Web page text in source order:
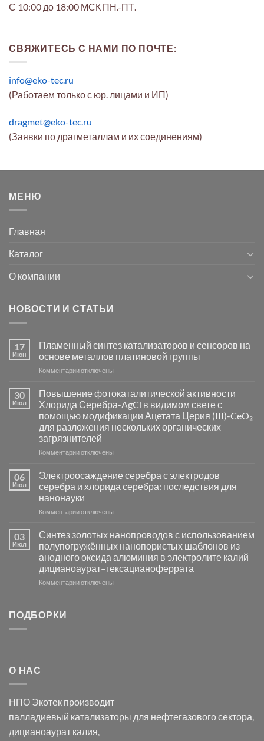
С 10:00 до 18:00 МСК ПН.-ПТ.
СВЯЖИТЕСЬ С НАМИ ПО ПОЧТЕ:
info@eko-tec.ru
(Работаем только с юр. лицами и ИП)
dragmet@eko-tec.ru
(Заявки по драгметаллам и их соединениям)
МЕНЮ
Главная
Каталог
О компании
НОВОСТИ И СТАТЬИ
17
Июн
Пламенный синтез катализаторов и сенсоров на
основе металлов платиновой группы
Комментариик
Пламенный
синтез
катализаторов
и
сенсоров
на
основе
группы
отключены
30
Июл
Повышение фотокаталитической активности
Хлорида Серебра-AgCl в видимом свете с
помощью модификации Ацетата Церия (III)-CeO₂
для разложения нескольких органических
загрязнителей
Комментариик
фотокаталитической
активности
Хлорида
Серебра-
в
видимом
свете
с
помощью
модификации
отключены
06
Июл
Электроосаждение серебра с электродов
серебра и хлорида серебра: последствия для
нанонауки
Комментариик
серебра
с
электродов
серебра
и
отключены
03
Июл
Синтез золотых нанопроводов с использованием
полупогружённых нанопористых шаблонов из
анодного оксида алюминия в электролите калий
дицианоаурат–гексацианоферрата
Комментариик
оксида
в
электролите
отключены
ПОДБОРКИ
О НАС
НПО Экотек производит
палладиевый катализаторы для нефтегазового сектора,
дицианоаурат калия,